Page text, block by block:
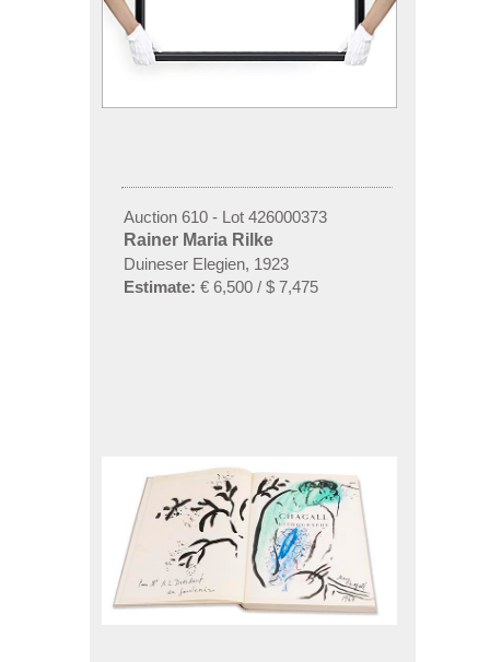
Auction 610 - Lot 426000373
Rainer Maria Rilke
Duineser Elegien, 1923
Estimate: € 6,500 / $ 7,475